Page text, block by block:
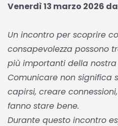
Venerdì 13 marzo 2026
Un incontro per scoprire
consapevolezza possono
più importanti della nostra
Comunicare non significa
capirsi, creare
fanno stare bene.
Durante questo incontro